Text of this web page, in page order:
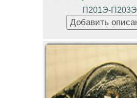
П201Э-П203Э